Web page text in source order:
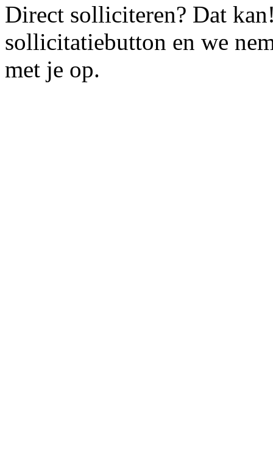
Direct solliciteren? Dat
sollicitatiebutton en we
met je op.